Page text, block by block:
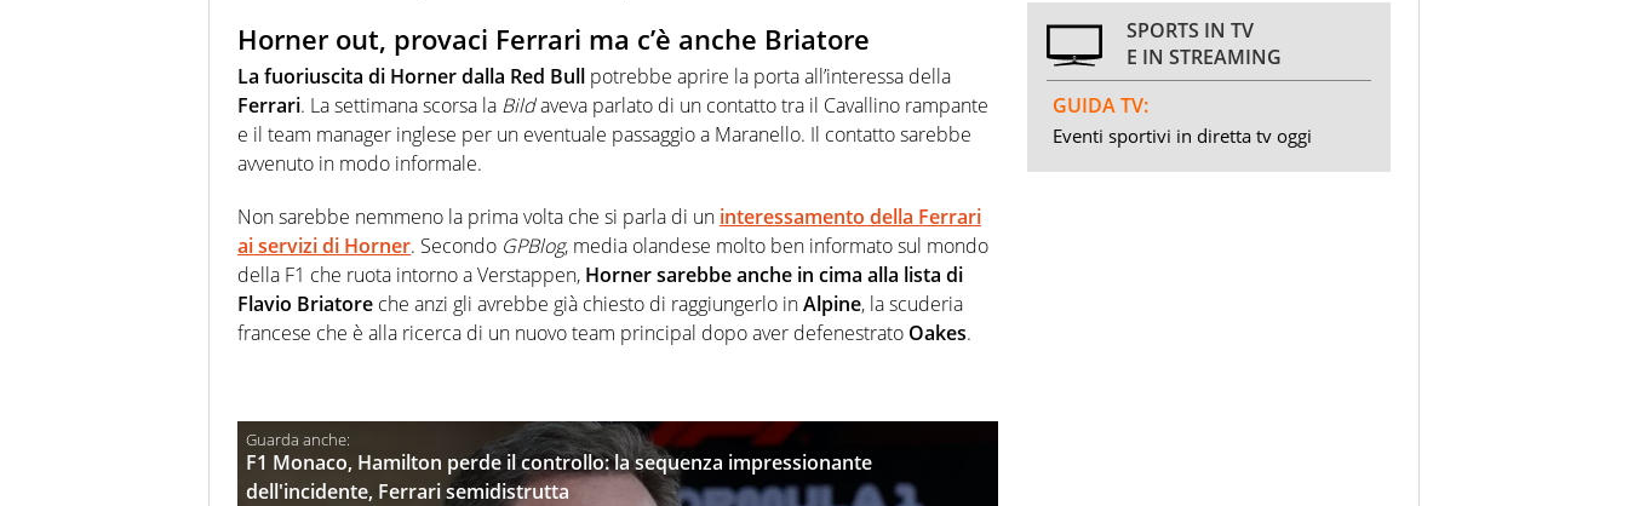
Horner out, provaci Ferrari ma c’è anche Briatore
La fuoriuscita di Horner dalla Red Bull potrebbe aprire la porta all’interessa della
Ferrari. La settimana scorsa la Bildaveva parlato di un contatto tra il Cavallino rampante
e il team manager inglese per un eventuale passaggio a Maranello. Il contatto sarebbe
avvenuto in modo informale.
Non sarebbe nemmeno la prima volta che si parla di un interessamento della Ferrari
ai servizi di Horner. Secondo GPBlog, media olandese molto ben informato sul mondo
della F1 che ruota intorno a Verstappen, Horner sarebbe anche in cima alla lista di
Flavio Briatore che anzi gli avrebbe già chiesto di raggiungerlo inAlpine, la scuderia
francese che è alla ricerca di un nuovo team principal dopo aver defenestrato Oakes.
F1 Monaco, Hamilton perde il controllo: la sequenza impressionante
dell'incidente, Ferrari semidistrutta
SPORTS IN TV
E IN STREAMING
GUIDA TV:
Eventi sportivi in diretta tv oggi